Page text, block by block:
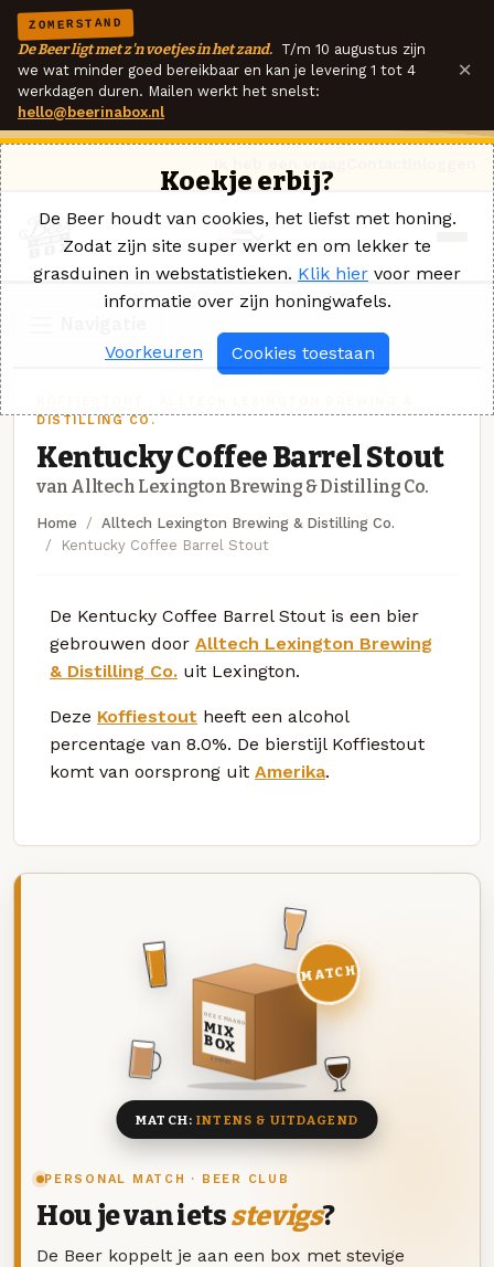
ZOMERSTAND
De Beer ligt met z'n voetjes in het zand. T/m 10 augustus zijn
we wat minder goed bereikbaar en kan je levering 1 tot 4
werkdagen duren. Mailen werkt het snelst:
hello@beerinabox.nl
×
DISTILLING CO.
Kentucky Coffee Barrel Stout
van Alltech Lexington Brewing & Distilling Co.
Home
Alltech Lexington Brewing & Distilling Co.
Kentucky Coffee Barrel Stout
De Kentucky Coffee Barrel Stout is een bier
gebrouwen door Alltech Lexington Brewing
& Distilling Co. uit Lexington.
Deze Koffiestout heeft een alcohol
percentage van 8.0%. De bierstijl Koffiestout
komt van oorsprong uit Amerika.
PERSONAL MATCH · BEER CLUB
Hou je van ietsstevigs?
De Beer koppelt je aan een box met stevige
DEZE MAAND
MIX
BOX
8 BIEREN
MATCH
MATCH:INTENS & UITDAGEND
Koekje erbij?
De Beer houdt van cookies, het liefst met honing.
Zodat zijn site super werkt en om lekker te
grasduinen in webstatistieken. Klik hier voor meer
informatie over zijn honingwafels.
Voorkeuren Cookies toestaan